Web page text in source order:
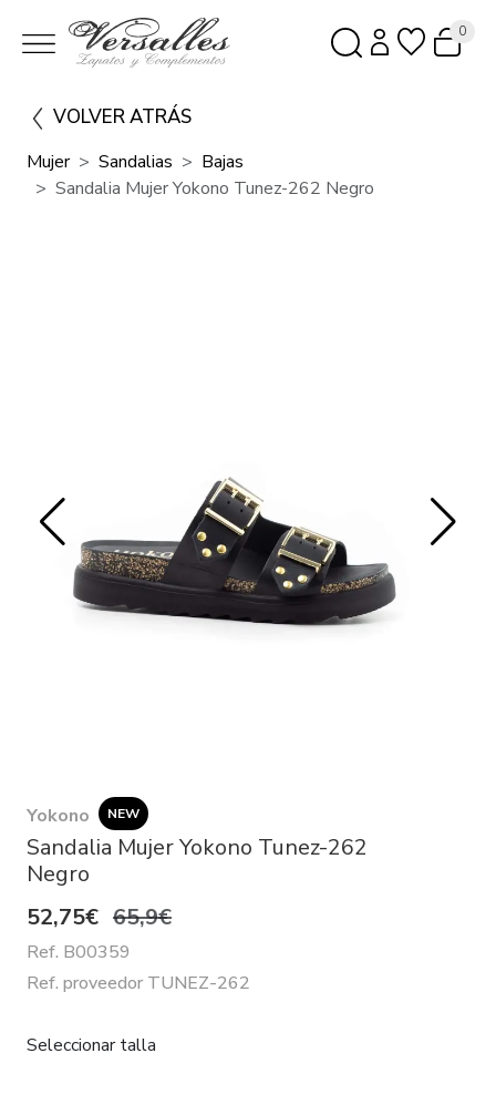
0
VOLVER ATRÁS
Mujer Sandalias
Bajas
Sandalia Mujer Yokono Tunez-262 Negro
Yokono NEW
Sandalia Mujer Yokono Tunez-262
Negro
52,75€ 65,9€
Ref. B00359
Ref. proveedor TUNEZ-262
Seleccionar talla